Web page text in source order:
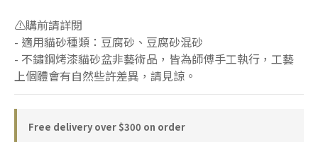
⚠️購前請詳閱
- 適用貓砂種類：豆腐砂、豆腐砂混砂
- 不鏽鋼烤漆貓砂盆非藝術品，皆為師傅手工執行，工藝
上個體會有自然些許差異，請見諒。
Free delivery over $300 on order